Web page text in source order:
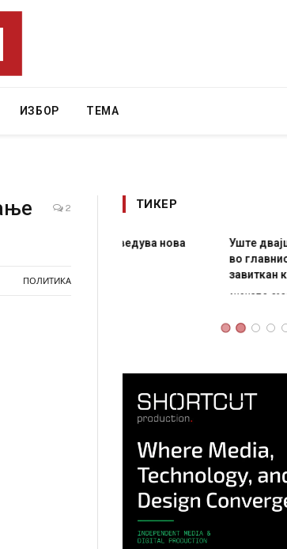
ИЗБОР ТЕМА
2
ПОЛИТИКА
ТИКЕР
Уште двајца починаа од
во главниот град на Русуија
завиткан како роденденски